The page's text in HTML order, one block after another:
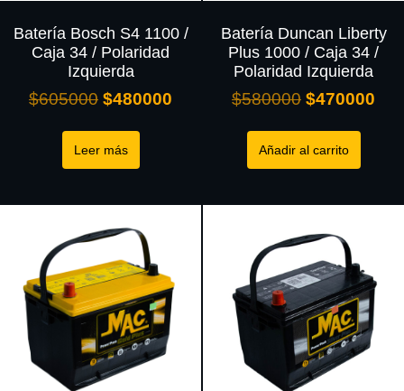
Batería Bosch S4 1100 /
Caja 34 / Polaridad
Izquierda
$605000 $480000
Leer más
Batería Duncan Liberty
Plus 1000 / Caja 34 /
Polaridad Izquierda
$580000 $470000
Añadir al carrito